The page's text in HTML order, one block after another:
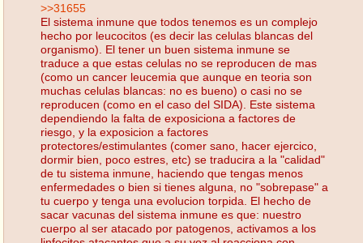
>>31655
El sistema inmune que todos tenemos es un complejo
hecho por leucocitos (es decir las celulas blancas del
organismo). El tener un buen sistema inmune se
traduce a que estas celulas no se reproducen de mas
(como un cancer leucemia que aunque en teoria son
muchas celulas blancas: no es bueno) o casi no se
reproducen (como en el caso del SIDA). Este sistema
dependiendo la falta de exposiciona a factores de
riesgo, y la exposicion a factores
protectores/estimulantes (comer sano, hacer ejercico,
dormir bien, poco estres, etc) se traducira a la "calidad"
de tu sistema inmune, haciendo que tengas menos
enfermedades o bien si tienes alguna, no "sobrepase" a
tu cuerpo y tenga una evolucion torpida. El hecho de
sacar vacunas del sistema inmune es que: nuestro
cuerpo al ser atacado por patogenos, activamos a los